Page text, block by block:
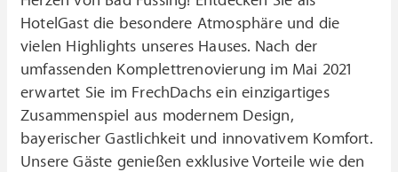
HotelGast die besondere Atmosphäre und die
vielen Highlights unseres Hauses. Nach der
umfassenden Komplettrenovierung im Mai 2021
erwartet Sie im FrechDachs ein einzigartiges
Zusammenspiel aus modernem Design,
bayerischer Gastlichkeit und innovativem Komfort.
Unsere Gäste genießen exklusive Vorteile wie den